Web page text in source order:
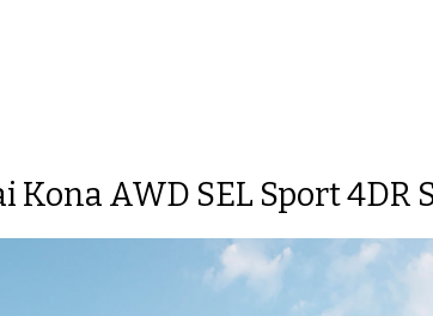
Kona AWD SEL Sport 4DR